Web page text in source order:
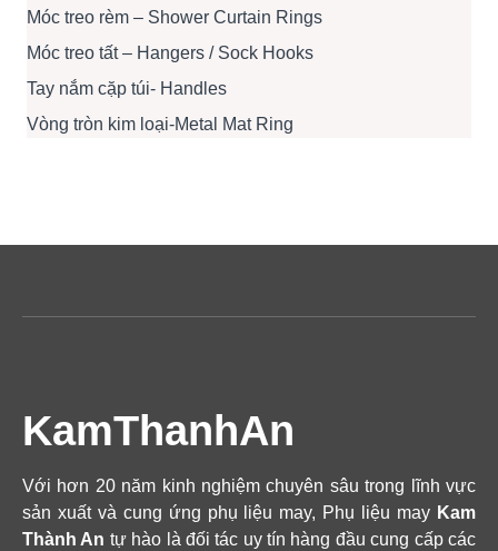
Móc treo rèm – Shower Curtain Rings
Móc treo tất – Hangers / Sock Hooks
Tay nắm cặp túi- Handles
Vòng tròn kim loại-Metal Mat Ring
KamThanhAn
Với hơn 20 năm kinh nghiệm chuyên sâu trong lĩnh vực
sản xuất và cung ứng phụ liệu may, Phụ liệu may Kam
Thành An tự hào là đối tác uy tín hàng đầu cung cấp các